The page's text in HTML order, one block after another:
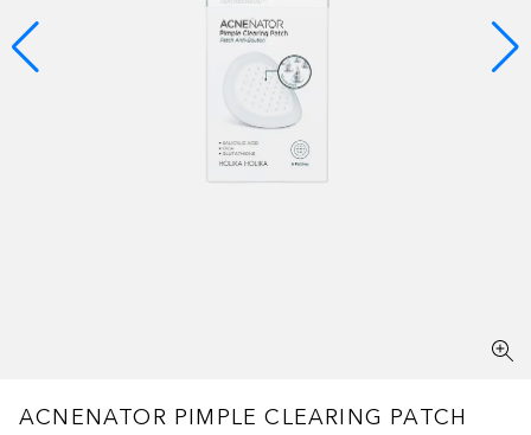
ACNENATOR PIMPLE CLEARING PATCH